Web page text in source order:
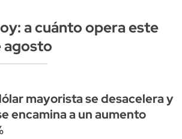
a cuánto opera este
agosto
mayorista se desacelera y
encamina a un aumento